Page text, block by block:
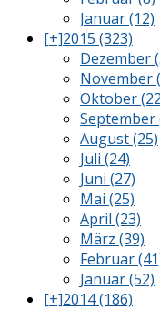
Januar (12)
[+]2015 (323)
Dezember
November
Oktober
September
August (25)
Juli (24)
Juni (27)
Mai (25)
April (23)
März (39)
Februar
Januar (52)
[+]2014 (186)